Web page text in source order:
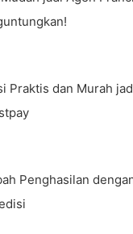
Praktis dan Murah
Penghasilan